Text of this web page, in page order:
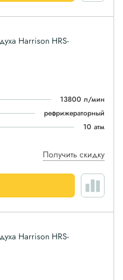
Harrison HRS-
13800 л/мин
рефрижераторный
10 атм
Получить скидку
Harrison HRS-